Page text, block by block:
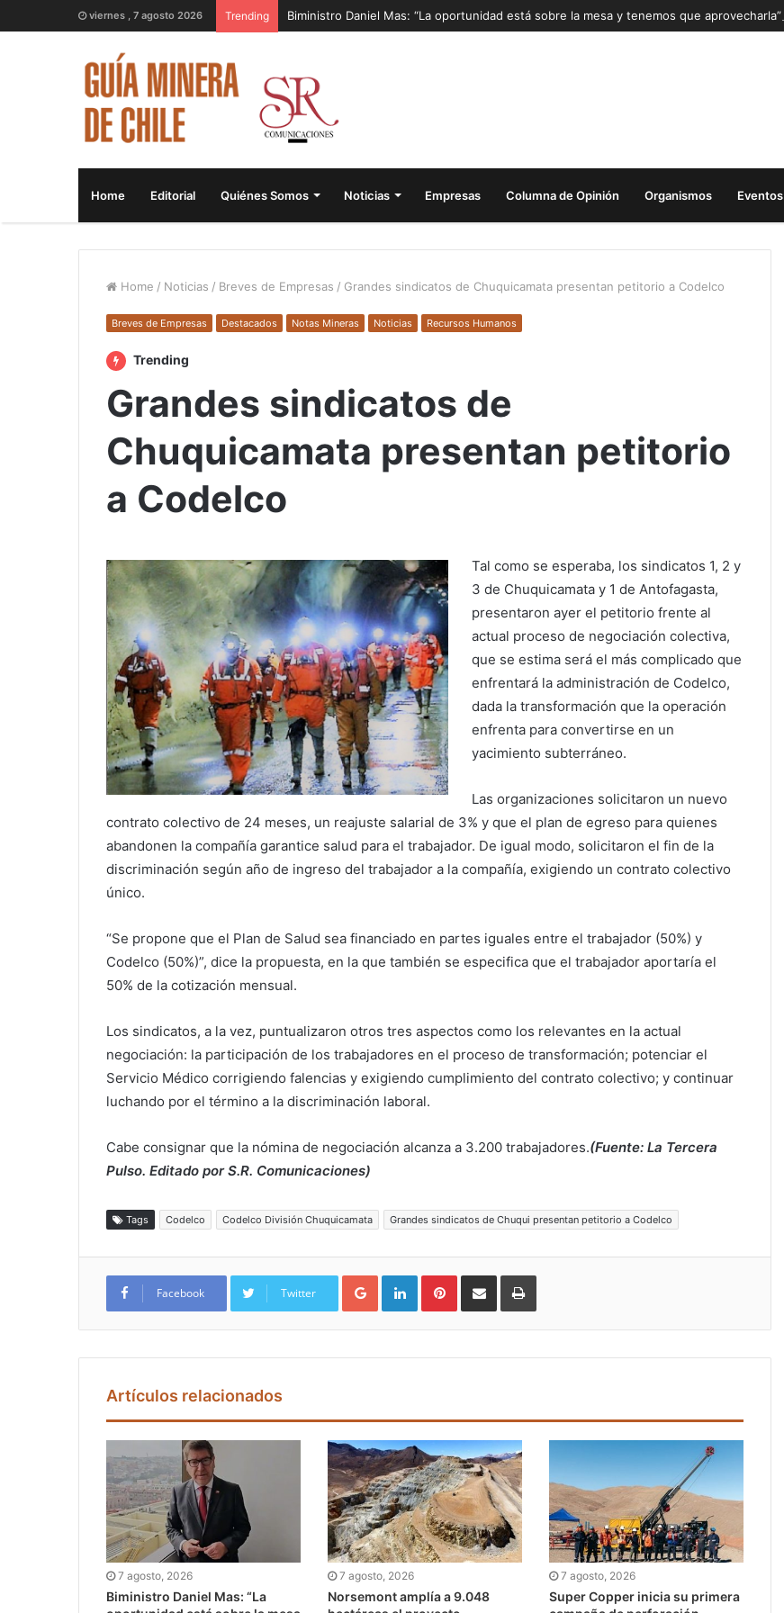
viernes , 7 agosto 2026 Trending Biministro Daniel Mas: “La oportunidad está sobre la mesa y tenemos que aprovecharla”
Home Editorial Quiénes Somos Noticias Empresas Columna de Opinión Organismos Eventos
Home / Noticias / Breves de Empresas / Grandes sindicatos de Chuquicamata presentan petitorio a Codelco
Breves de Empresas Destacados Notas Mineras Noticias Recursos Humanos
Trending
Grandes sindicatos de
Chuquicamata presentan petitorio
a Codelco
Tal como se esperaba, los sindicatos 1, 2 y
3 de Chuquicamata y 1 de Antofagasta,
presentaron ayer el petitorio frente al
actual proceso de negociación colectiva,
que se estima será el más complicado que
enfrentará la administración de Codelco,
dada la transformación que la operación
enfrenta para convertirse en un
yacimiento subterráneo.
Las organizaciones solicitaron un nuevo
contrato colectivo de 24 meses, un reajuste salarial de 3% y que el plan de egreso para quienes
abandonen la compañía garantice salud para el trabajador. De igual modo, solicitaron el fin de la
discriminación según año de ingreso del trabajador a la compañía, exigiendo un contrato colectivo
único.
“Se propone que el Plan de Salud sea financiado en partes iguales entre el trabajador (50%) y
Codelco (50%)”, dice la propuesta, en la que también se especifica que el trabajador aportaría el
50% de la cotización mensual.
Los sindicatos, a la vez, puntualizaron otros tres aspectos como los relevantes en la actual
negociación: la participación de los trabajadores en el proceso de transformación; potenciar el
Servicio Médico corrigiendo falencias y exigiendo cumplimiento del contrato colectivo; y continuar
luchando por el término a la discriminación laboral.
Cabe consignar que la nómina de negociación alcanza a 3.200 trabajadores.(Fuente: La Tercera
Pulso. Editado por S.R. Comunicaciones)
Tags Codelco Codelco División Chuquicamata Grandes sindicatos de Chuqui presentan petitorio a Codelco
Facebook Twitter
Google+ LinkedIn Pinterest
Artículos relacionados
7 agosto, 2026
Biministro Daniel Mas: “La
7 agosto, 2026
Norsemont amplía a 9.048
7 agosto, 2026
Super Copper inicia su primera